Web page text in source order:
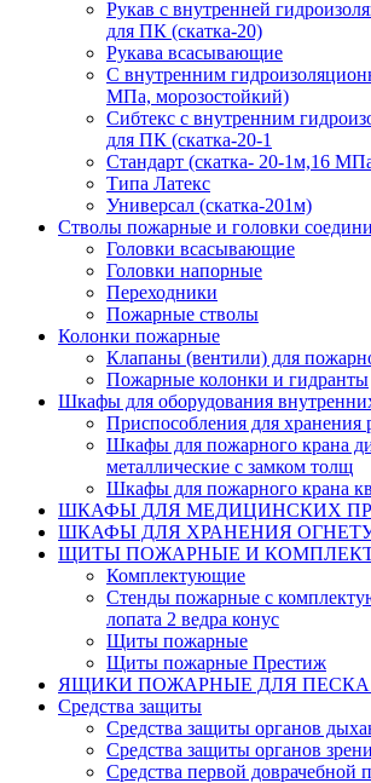
Рукав с внутренней
для ПК (скатка-20)
Рукава всасывающие
С внутренним
МПа, морозостойкий)
Сибтекс с внутренним
для ПК (скатка-20-1
Стандарт (скатка- 20-1м,16
Типа Латекс
Универсал (скатка-201м)
Стволы пожарные и головки
Головки всасывающие
Головки напорные
Переходники
Пожарные стволы
Колонки пожарные
Клапаны (вентили) для
Пожарные колонки и гидранты
Шкафы для оборудования
Приспособления для хранения
Шкафы для пожарного крана
металлические с замком толщ
Шкафы для пожарного крана
ШКАФЫ ДЛЯ МЕДИЦИНСКИХ
ШКАФЫ ДЛЯ ХРАНЕНИЯ
ЩИТЫ ПОЖАРНЫЕ И
Комплектующие
Стенды пожарные с
лопата 2 ведра конус
Щиты пожарные
Щиты пожарные Престиж
ЯЩИКИ ПОЖАРНЫЕ ДЛЯ
Средства защиты
Средства защиты органов
Средства защиты органов
Средства первой доврачебной